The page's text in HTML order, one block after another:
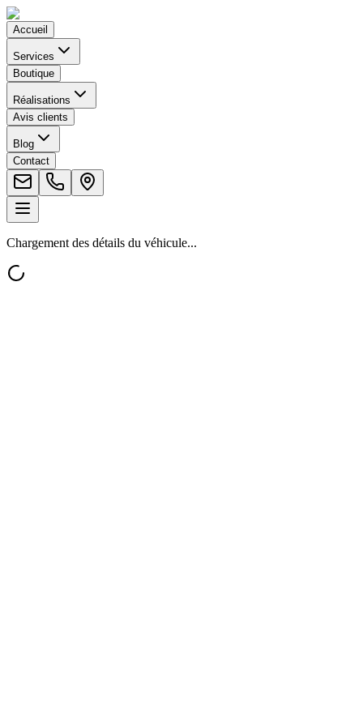
Accueil
Services
Boutique
Réalisations
Avis clients
Blog
Contact
Chargement des détails du véhicule...